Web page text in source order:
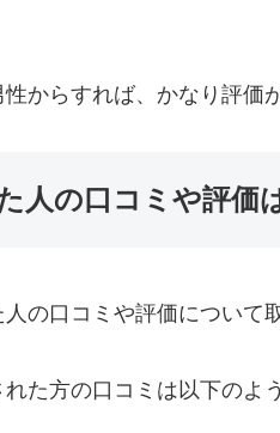
からすれば、かなり評価
人の口コミや評価
の口コミや評価について
た方の口コミは以下のよ